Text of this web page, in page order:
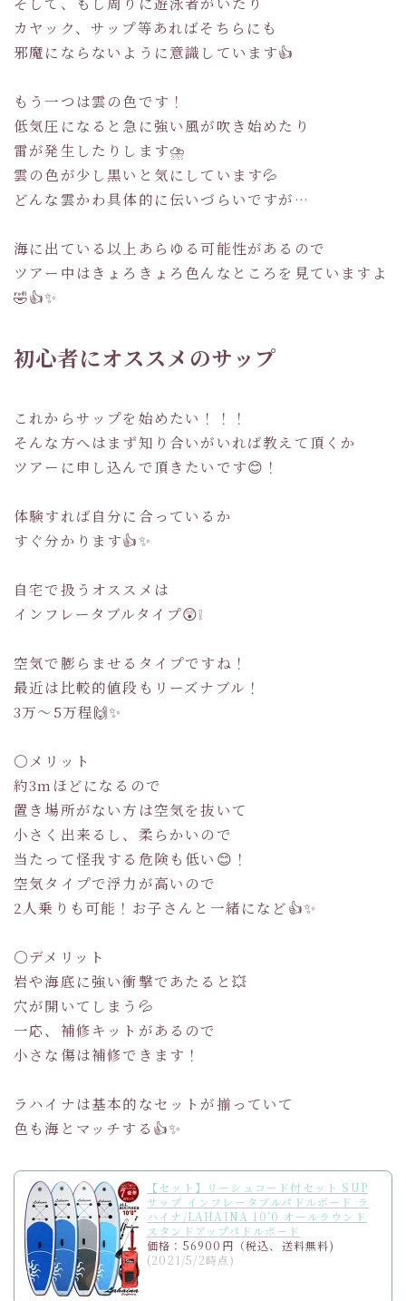
カヤック、サップ等あればそちらにも
邪魔にならないように意識しています👍
もう一つは雲の色です！
低気圧になると急に強い風が吹き始めたり
雷が発生したりします⛈
雲の色が少し黒いと気にしています💦
どんな雲かわ具体的に伝いづらいですが…
海に出ている以上あらゆる可能性があるので
ツアー中はきょろきょろ色んなところを見ていますよ
🤣👍✨
初心者にオススメのサップ
これからサップを始めたい！！！
そんな方へはまず知り合いがいれば教えて頂くか
ツアーに申し込んで頂きたいです😊！
体験すれば自分に合っているか
すぐ分かります👍✨
自宅で扱うオススメは
インフレータブルタイプ😲❕
空気で膨らませるタイプですね！
最近は比較的値段もリーズナブル！
3万～5万程🙌✨
〇メリット
約3mほどになるので
置き場所がない方は空気を抜いて
小さく出来るし、柔らかいので
当たって怪我する危険も低い😊！
空気タイプで浮力が高いので
2人乗りも可能！お子さんと一緒になど👍✨
〇デメリット
岩や海底に強い衝撃であたると💥
穴が開いてしまう💦
一応、補修キットがあるので
小さな傷は補修できます！
ラハイナは基本的なセットが揃っていて
色も海とマッチする👍✨
【セット】リーシュコード付セット SUP
サップ インフレータブルパドルボード ラ
ハイナ/LAHAINA 10’0 オールラウンド
スタンドアップパドルボード
価格：56900円（税込、送料無料)
(2021/5/2時点)